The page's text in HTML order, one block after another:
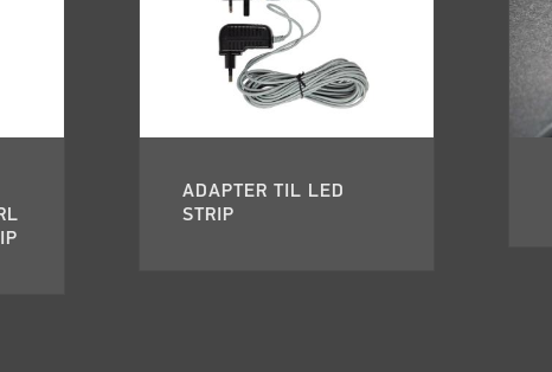
ADAPTER TIL LED
STRIP